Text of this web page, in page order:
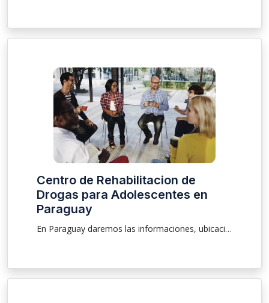
Centro de Rehabilitacion de
Drogas para Adolescentes en
Paraguay
En Paraguay daremos las informaciones, ubicación sobre clínica para que las personas que están buscando una rehabilitación y tratamiento de drogas y de alcoholismo sea él masculino o femenino pudiendo ser una internación voluntaria e involuntaria, atendemos a pacientes mayores, adolescentes y ancianos .